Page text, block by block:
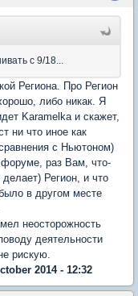
с 9/18...
Региона. Про Регион
либо никак. Я
Karamelka и скажет,
ни что иное как
с Ньютоном)
раз Вам, что-
Регион, и что
в другом месте
неосторожность
деятельности
рискую.
2014 - 12:32